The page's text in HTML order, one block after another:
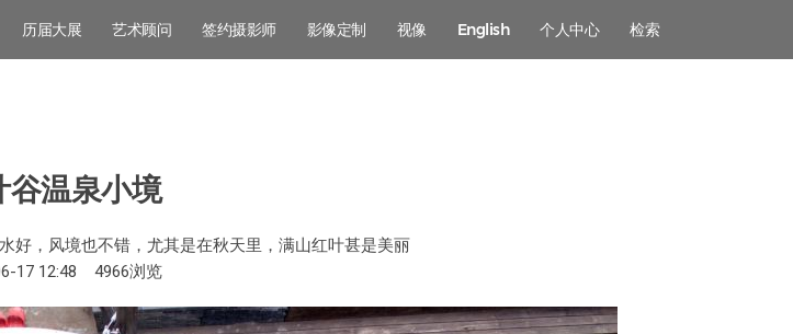
历届大展 艺术顾问 签约摄影师 影像定制 视像 English 个人中心 检索
谷温泉小境
好，风境也不错，尤其是在秋天里，满山红叶甚是美丽
17 12:48
4966浏览